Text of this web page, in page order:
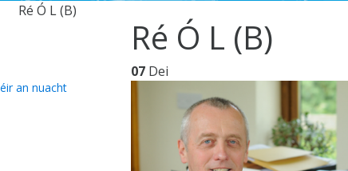
Ré Ó L (B)
Ré Ó L (B)
07 Dei
an nuacht